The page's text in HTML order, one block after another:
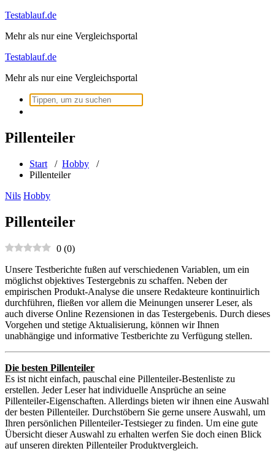
Zum
springen
Testablauf.de
Mehr als nur eine Vergleichsportal
Testablauf.de
Mehr als nur eine Vergleichsportal
Suchen
nach:
Pillenteiler
Start / Hobby /
Pillenteiler
Nils Hobby
Pillenteiler
0 (0)
Unsere Testberichte fußen auf verschiedenen Variablen, um ein
möglichst objektives Testergebnis zu schaffen. Neben der
empirischen Produkt-Analyse die unsere Redakteure kontinuirlich
durchführen, fließen vor allem die Meinungen unserer Leser, als
auch diverse Online Rezensionen in das Testergebenis. Durch dieses
Vorgehen und stetige Aktualisierung, können wir Ihnen
unabhängige und informative Testberichte zu Verfügung stellen.
Die besten Pillenteiler
Es ist nicht einfach, pauschal eine Pillenteiler-Bestenliste zu
erstellen. Jeder Leser hat individuelle Ansprüche an seine
Pillenteiler-Eigenschaften. Allerdings bieten wir ihnen eine Auswahl
der besten Pillenteiler. Durchstöbern Sie gerne unsere Auswahl, um
Ihren persönlichen Pillenteiler-Testsieger zu finden. Um eine gute
Übersicht dieser Auswahl zu erhalten werfen Sie doch einen Blick
auf unseren direkten Pillenteiler Produktvergleich.